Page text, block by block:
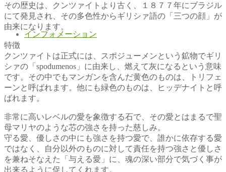
インフォメーション
その歴史は、クンツァイトより古く、１８７７年にブラジル
にて発見され、その多色性からギリシァ語の「三つの顔」が
由来になります。
特徴
クンツァイトは正式には、スポジューメンという鉱物でギリ
シァの「spodumenos」に由来し、燃えて灰になるという意味
です。その中でもマンガンを含んだ黄色のものは、トリフェ
ーンと呼ばれます。他にも緑色のものは、ヒッデナイトと呼
ばれます。
非常に高いレベルの愛を象徴する石で、その愛とはまるで聖
母マリヤのような芯の強さを持った慈しみ。
守る愛、優しさの中にも強さを持つ愛で、誰かに依存する愛
ではなく、自分以外のものに対して責任を持つ強さと優しさ
を兼ねそなえた「与える愛」に、魂の深い部分で気づく事が
出来るように促してくれます。